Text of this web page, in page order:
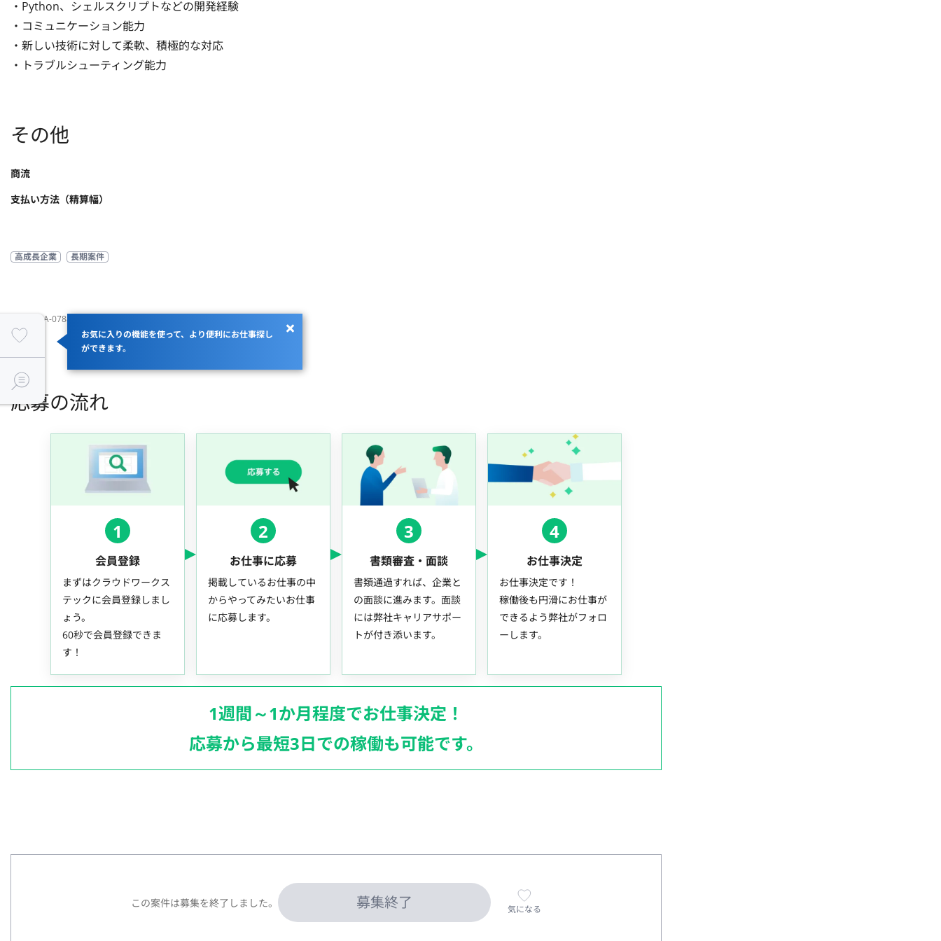
お気に入りの機能を使って、より便利にお仕事探し
ができます。
・Python、シェルスクリプトなどの開発経験
・コミュニケーション能力
・新しい技術に対して柔軟、積極的な対応
・トラブルシューティング能力
その他
商流
支払い方法（精算幅）
高成長企業 長期案件
JOBID：JA-078856
応募の流れ
1
会員登録
まずはクラウドワークス
テックに会員登録しまし
ょう。
60秒で会員登録できま
す！
2
お仕事に応募
掲載しているお仕事の中
からやってみたいお仕事
に応募します。
3
書類審査・面談
書類通過すれば、企業と
の面談に進みます。面談
には弊社キャリアサポー
トが付き添います。
4
お仕事決定
お仕事決定です！
稼働後も円滑にお仕事が
できるよう弊社がフォロ
ーします。
1週間～1か月程度でお仕事決定！
応募から最短3日での稼働も可能です。
この案件は募集を終了しました。 募集終了 気になる